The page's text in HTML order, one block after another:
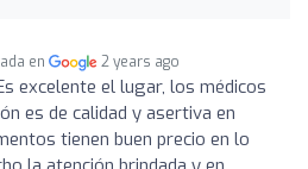
en 2 years ago
excelente el lugar, los médicos
es de calidad y asertiva en
tienen buen precio en lo